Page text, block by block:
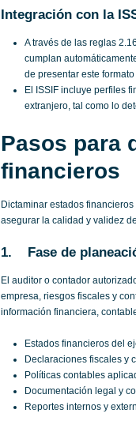
Integración con la
A través de las reglas
cumplan
de presentar este
El ISSIF incluye perfiles
extranjero, tal como lo
Pasos para
financieros
Dictaminar estados
asegurar la calidad y validez
1. Fase de
El auditor o contador
empresa, riesgos fiscales y
información financiera,
Estados financieros del
Declaraciones fiscales y
Políticas contables
Documentación legal y
Reportes internos y